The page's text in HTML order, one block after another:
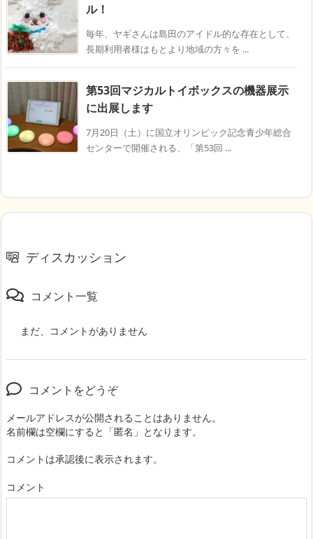
ル！
毎年、ヤギさんは島田のアイドル的な存在として、
長期利用者様はもとより地域の方々を ...
第53回マジカルトイボックスの機器展示
に出展します
7月20日（土）に国立オリンピック記念青少年総合
センターで開催される、「第53回 ...
ディスカッション
コメント一覧
まだ、コメントがありません
コメントをどうぞ
メールアドレスが公開されることはありません。
名前欄は空欄にすると「匿名」となります。
コメントは承認後に表示されます。
コメント